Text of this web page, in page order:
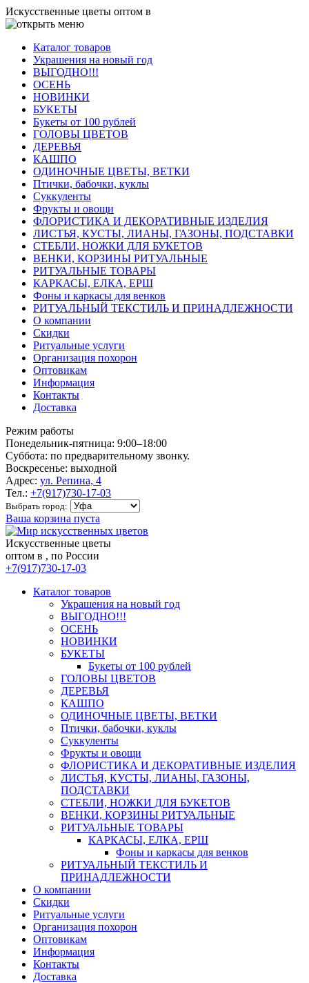
Искусственные цветы оптом в
Каталог товаров
Украшения на новый год
ВЫГОДНО!!!
ОСЕНЬ
НОВИНКИ
БУКЕТЫ
Букеты от 100 рублей
ГОЛОВЫ ЦВЕТОВ
ДЕРЕВЬЯ
КАШПО
ОДИНОЧНЫЕ ЦВЕТЫ, ВЕТКИ
Птички, бабочки, куклы
Суккуленты
Фрукты и овощи
ФЛОРИСТИКА И ДЕКОРАТИВНЫЕ ИЗДЕЛИЯ
ЛИСТЬЯ, КУСТЫ, ЛИАНЫ, ГАЗОНЫ, ПОДСТАВКИ
СТЕБЛИ, НОЖКИ ДЛЯ БУКЕТОВ
ВЕНКИ, КОРЗИНЫ РИТУАЛЬНЫЕ
РИТУАЛЬНЫЕ ТОВАРЫ
КАРКАСЫ, ЕЛКА, ЕРШ
Фоны и каркасы для венков
РИТУАЛЬНЫЙ ТЕКСТИЛЬ И ПРИНАДЛЕЖНОСТИ
О компании
Скидки
Ритуальные услуги
Организация похорон
Оптовикам
Информация
Контакты
Доставка
Режим работы
Понедельник-пятница: 9:00–18:00
Суббота: по предварительному звонку.
Воскресенье: выходной
Адрес: ул. Репина, 4
Тел.: +7(917)730-17-03
Выбрать город:
Ваша корзина пуста
Искусственные цветы
оптом в , по России
+7(917)730-17-03
Каталог товаров
Украшения на новый год
ВЫГОДНО!!!
ОСЕНЬ
НОВИНКИ
БУКЕТЫ
Букеты от 100 рублей
ГОЛОВЫ ЦВЕТОВ
ДЕРЕВЬЯ
КАШПО
ОДИНОЧНЫЕ ЦВЕТЫ, ВЕТКИ
Птички, бабочки, куклы
Суккуленты
Фрукты и овощи
ФЛОРИСТИКА И ДЕКОРАТИВНЫЕ ИЗДЕЛИЯ
ЛИСТЬЯ, КУСТЫ, ЛИАНЫ, ГАЗОНЫ,
ПОДСТАВКИ
СТЕБЛИ, НОЖКИ ДЛЯ БУКЕТОВ
ВЕНКИ, КОРЗИНЫ РИТУАЛЬНЫЕ
РИТУАЛЬНЫЕ ТОВАРЫ
КАРКАСЫ, ЕЛКА, ЕРШ
Фоны и каркасы для венков
РИТУАЛЬНЫЙ ТЕКСТИЛЬ И
ПРИНАДЛЕЖНОСТИ
О компании
Скидки
Ритуальные услуги
Организация похорон
Оптовикам
Информация
Контакты
Доставка